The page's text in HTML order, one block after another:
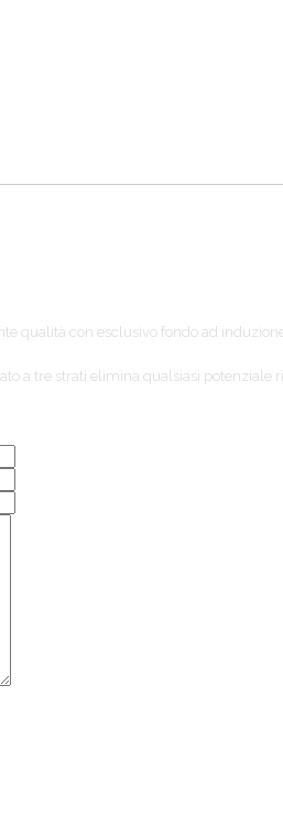
qualità con esclusivo fondo ad
a tre strati elimina qualsiasi potenziale